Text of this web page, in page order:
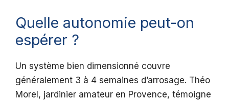
Quelle autonomie peut-on
espérer ?
Un système bien dimensionné couvre
généralement 3 à 4 semaines d’arrosage. Théo
Morel, jardinier amateur en Provence, témoigne